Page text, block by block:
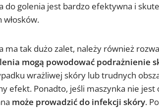
do golenia jest bardzo efektywna i
ma tak dużo zalet, należy również
mogą powodować podrażnienie
wrażliwej skóry lub trudnych
efekt. Ponadto, jeśli maszynka nie
może prowadzić do infekcji skóry.